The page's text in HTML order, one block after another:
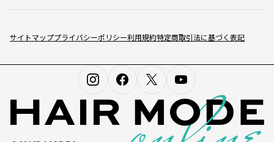
サイトマッププライバシーポリシー利用規約特定商取引法に基づく表記